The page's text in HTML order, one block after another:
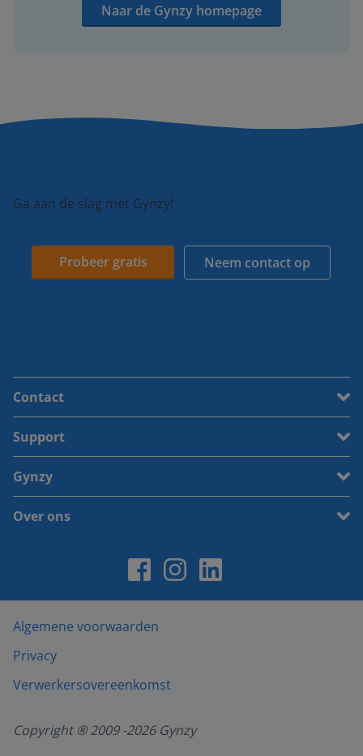
Naar de Gynzy homepage
Ga aan de slag met Gynzy!
Probeer gratis Neem contact op
Contact
Support
Gynzy
Over ons
Algemene voorwaarden
Privacy
Verwerkersovereenkomst
Copyright ® 2009 -2026Gynzy